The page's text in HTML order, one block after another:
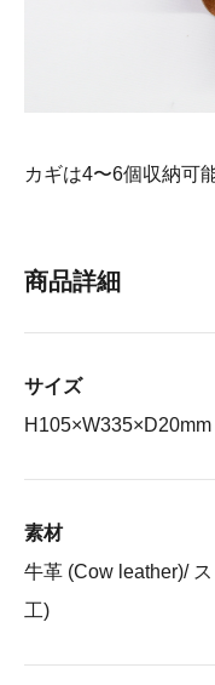
カギは4〜6個収納可
商品詳細
サイズ
素材
牛革 (Cow leather)/
工)